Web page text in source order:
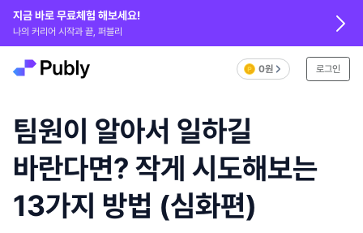
지금 바로 무료체험 해보세요!
나의 커리어 시작과 끝, 퍼블리
0원 로그인
팀원이 알아서 일하길
바란다면? 작게 시도해보는
13가지 방법 (심화편)